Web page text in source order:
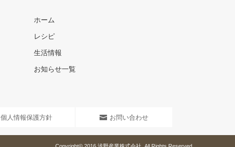
ホーム
レシピ
生活情報
お知らせ一覧
個人情報保護方針 お問い合わせ